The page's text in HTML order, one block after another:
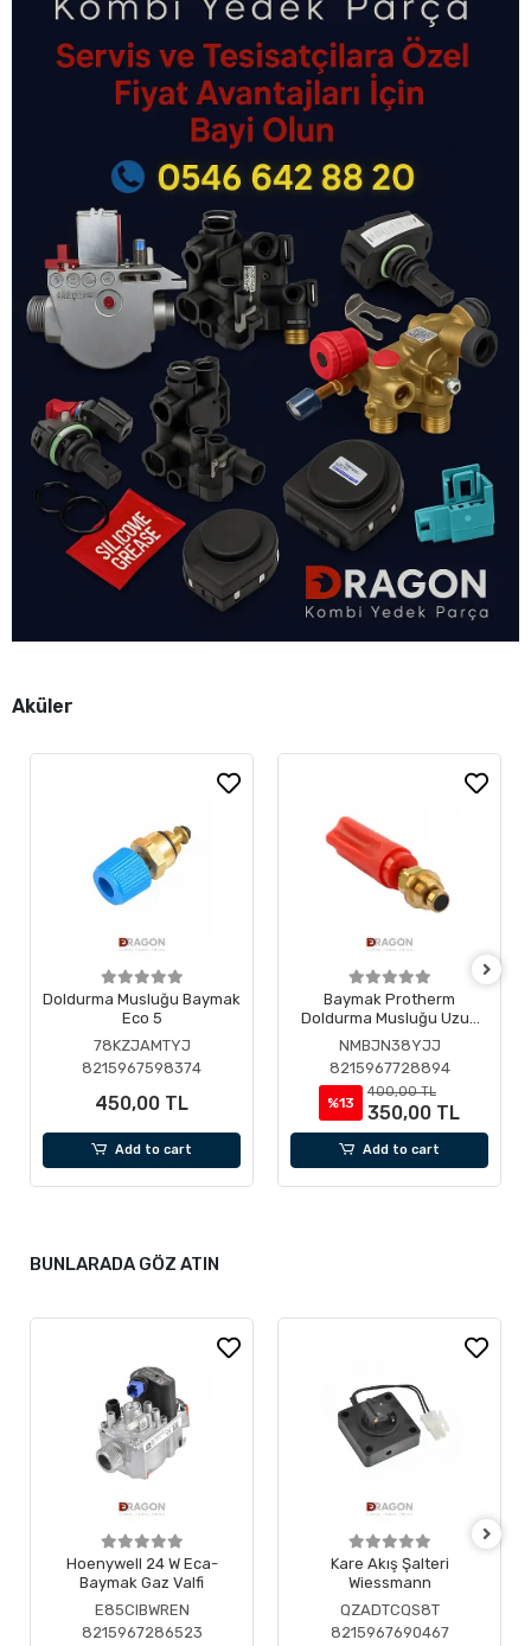
Aküler
Doldurma Musluğu Baymak
Eco 5
78KZJAMTYJ
8215967598374
450,00 TL
Add to cart
Baymak Protherm
Doldurma Musluğu Uzun
Başlık
NMBJN38YJJ
8215967728894
%13
400,00 TL
350,00 TL
Add to cart
BUNLARADA GÖZ ATIN
Hoenywell 24 W Eca-
Baymak Gaz Valfi
E85CIBWREN
8215967286523
Kare Akış Şalteri
Wiessmann
QZADTCQS8T
8215967690467